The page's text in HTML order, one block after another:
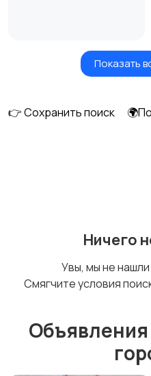
Игрушки и игрыПоказать
👉 Сохранить поиск
Ничего
Увы, мы не
Смягчите условия